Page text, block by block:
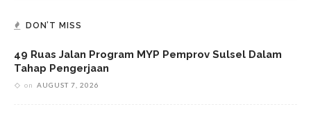
DON’T MISS
49 Ruas Jalan Program MYP Pemprov Sulsel Dalam
Tahap Pengerjaan
on AUGUST 7, 2026